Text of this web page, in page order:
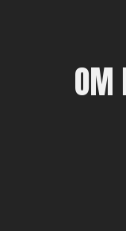
system. I
at
række
Liv og Miljø
medfører
og planters
OM